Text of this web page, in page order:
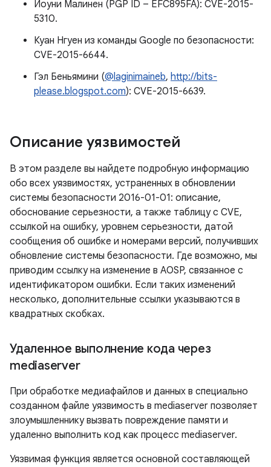
Йоуни Малинен (PGP ID – EFC895FA): CVE-2015-
5310.
Куан Нгуен из команды Google по безопасности:
CVE-2015-6644.
Гэл Беньямини (@laginimaineb, http://bits-
please.blogspot.com): CVE-2015-6639.
Описание уязвимостей
В этом разделе вы найдете подробную информацию
обо всех уязвимостях, устраненных в обновлении
системы безопасности 2016-01-01: описание,
обоснование серьезности, а также таблицу с CVE,
ссылкой на ошибку, уровнем серьезности, датой
сообщения об ошибке и номерами версий, получивших
обновление системы безопасности. Где возможно, мы
приводим ссылку на изменение в AOSP, связанное с
идентификатором ошибки. Если таких изменений
несколько, дополнительные ссылки указываются в
квадратных скобках.
Удаленное выполнение кода через
mediaserver
При обработке медиафайлов и данных в специально
созданном файле уязвимость в mediaserver позволяет
злоумышленнику вызвать повреждение памяти и
удаленно выполнить код как процесс mediaserver.
Уязвимая функция является основной составляющей